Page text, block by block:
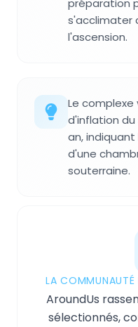
préparation
s'acclimater
l'ascension.
Le
d'inflation
an,
d'une
souterraine.
LA COMMUNAUTÉ
AroundUs
sélectionnés,